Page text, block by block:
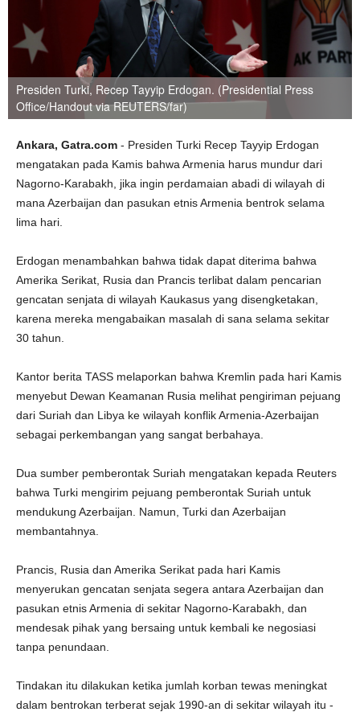
Presiden Turki, Recep Tayyip Erdogan. (Presidential Press
Office/Handout via REUTERS/far)
Ankara, Gatra.com - Presiden Turki Recep Tayyip Erdogan
mengatakan pada Kamis bahwa Armenia harus mundur dari
Nagorno-Karabakh, jika ingin perdamaian abadi di wilayah di
mana Azerbaijan dan pasukan etnis Armenia bentrok selama
lima hari.
Erdogan menambahkan bahwa tidak dapat diterima bahwa
Amerika Serikat, Rusia dan Prancis terlibat dalam pencarian
gencatan senjata di wilayah Kaukasus yang disengketakan,
karena mereka mengabaikan masalah di sana selama sekitar
30 tahun.
Kantor berita TASS melaporkan bahwa Kremlin pada hari Kamis
menyebut Dewan Keamanan Rusia melihat pengiriman pejuang
dari Suriah dan Libya ke wilayah konflik Armenia-Azerbaijan
sebagai perkembangan yang sangat berbahaya.
Dua sumber pemberontak Suriah mengatakan kepada Reuters
bahwa Turki mengirim pejuang pemberontak Suriah untuk
mendukung Azerbaijan. Namun, Turki dan Azerbaijan
membantahnya.
Prancis, Rusia dan Amerika Serikat pada hari Kamis
menyerukan gencatan senjata segera antara Azerbaijan dan
pasukan etnis Armenia di sekitar Nagorno-Karabakh, dan
mendesak pihak yang bersaing untuk kembali ke negosiasi
tanpa penundaan.
Tindakan itu dilakukan ketika jumlah korban tewas meningkat
dalam bentrokan terberat sejak 1990-an di sekitar wilayah itu -